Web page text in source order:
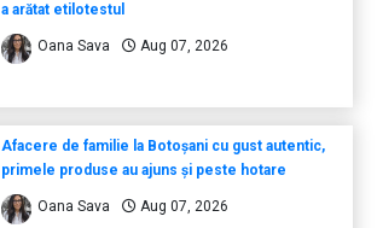
a arătat etilotestul
Oana Sava Aug 07, 2026
Afacere de familie la Botoșani cu gust autentic,
primele produse au ajuns și peste hotare
Oana Sava Aug 07, 2026